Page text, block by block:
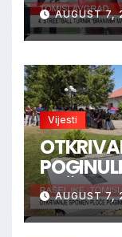
AUGUST
Vijesti
AUGUST